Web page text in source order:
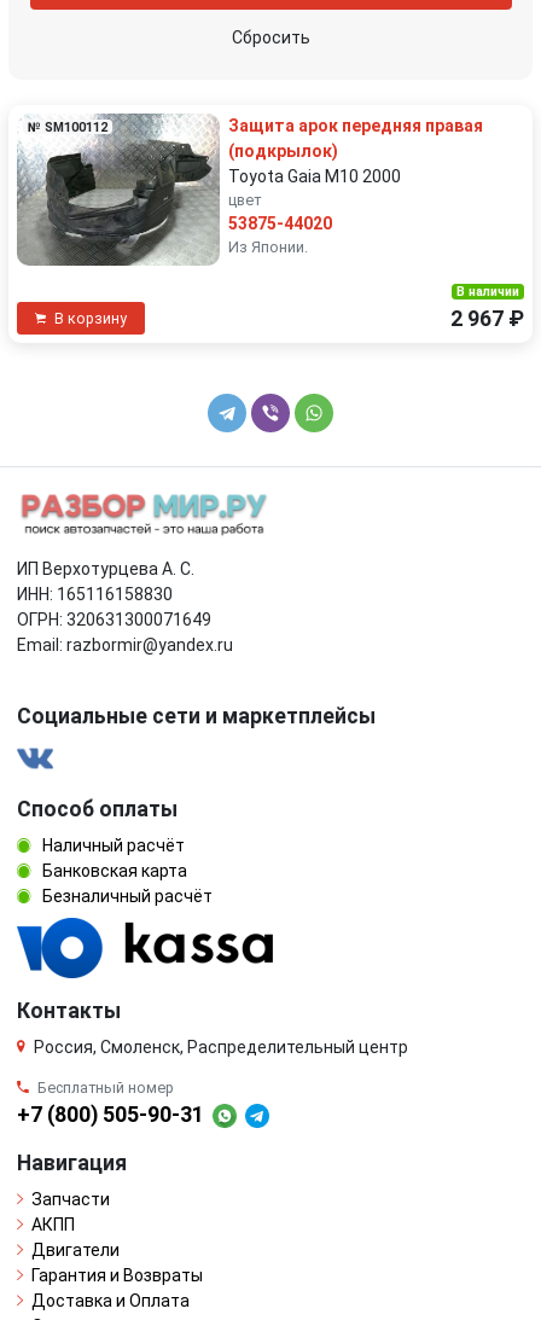
Сбросить
№ SM100112
Защита арок передняя правая
(подкрылок)
Toyota Gaia M10 2000
цвет
53875-44020
Из Японии.
В корзину
В наличии
2 967 ₽
ИП Верхотурцева А. С.
ИНН: 165116158830
ОГРН: 320631300071649
Email: razbormir@yandex.ru
Социальные сети и маркетплейсы
Способ оплаты
Наличный расчёт
Банковская карта
Безналичный расчёт
Контакты
Россия, Смоленск, Распределительный центр
Бесплатный номер
+7 (800) 505-90-31
Навигация
Запчасти
АКПП
Двигатели
Гарантия и Возвраты
Доставка и Оплата